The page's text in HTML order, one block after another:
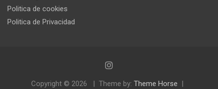
Politica de cookies
Politica de Privacidad
Copyright © 2026 Theme by: Theme Horse